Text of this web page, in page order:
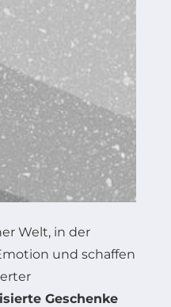
Welt, in der
und schaffen
Geschenke